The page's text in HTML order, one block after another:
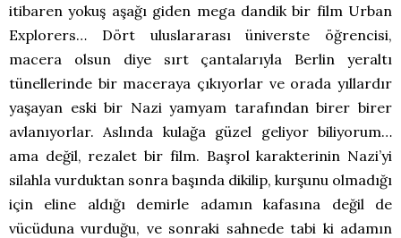
itibaren yokuş aşağı giden mega dandik bir film Urban
Explorers… Dört uluslararası üniverste öğrencisi,
macera olsun diye sırt çantalarıyla Berlin yeraltı
tünellerinde bir maceraya çıkıyorlar ve orada yıllardır
yaşayan eski bir Nazi yamyam tarafından birer birer
avlanıyorlar. Aslında kulağa güzel geliyor biliyorum…
ama değil, rezalet bir film. Başrol karakterinin Nazi’yi
silahla vurduktan sonra başında dikilip, kurşunu olmadığı
için eline aldığı demirle adamın kafasına değil de
vücüduna vurduğu, ve sonraki sahnede tabi ki adamın